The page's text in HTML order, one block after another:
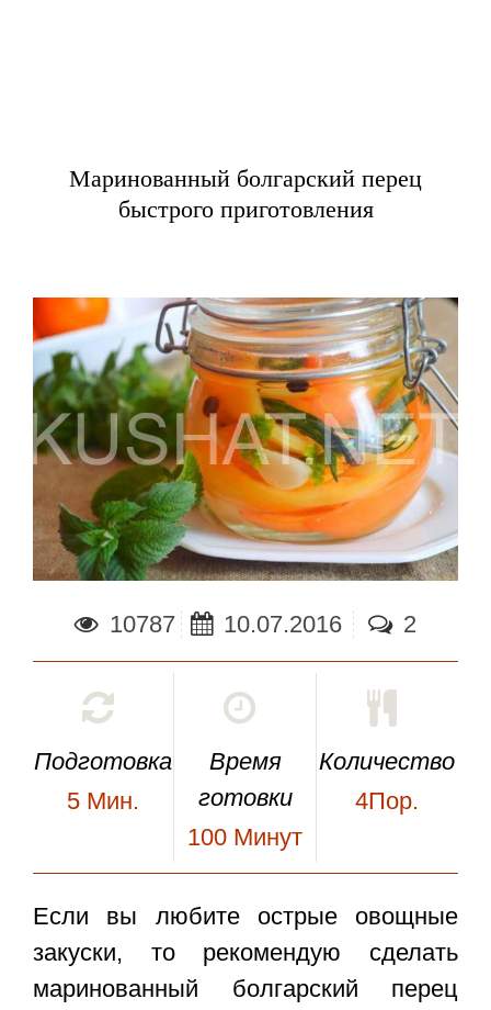
Маринованный болгарский перец
быстрого приготовления
10787 10.07.2016 2
Подготовка
5 Мин.
Время
готовки
100 Минут
Количество
4Пор.
Если вы любите острые овощные
закуски, то рекомендую сделать
маринованный болгарский перец